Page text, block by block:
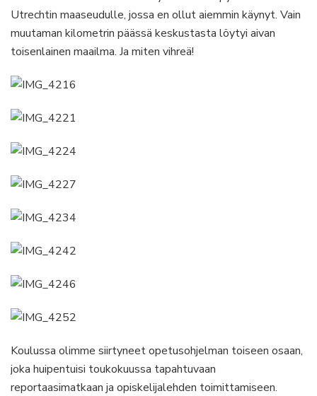
Utrechtin maaseudulle, jossa en ollut aiemmin käynyt. Vain
muutaman kilometrin päässä keskustasta löytyi aivan
toisenlainen maailma. Ja miten vihreä!
Koulussa olimme siirtyneet opetusohjelman toiseen osaan,
joka huipentuisi toukokuussa tapahtuvaan
reportaasimatkaan ja opiskelijalehden toimittamiseen.